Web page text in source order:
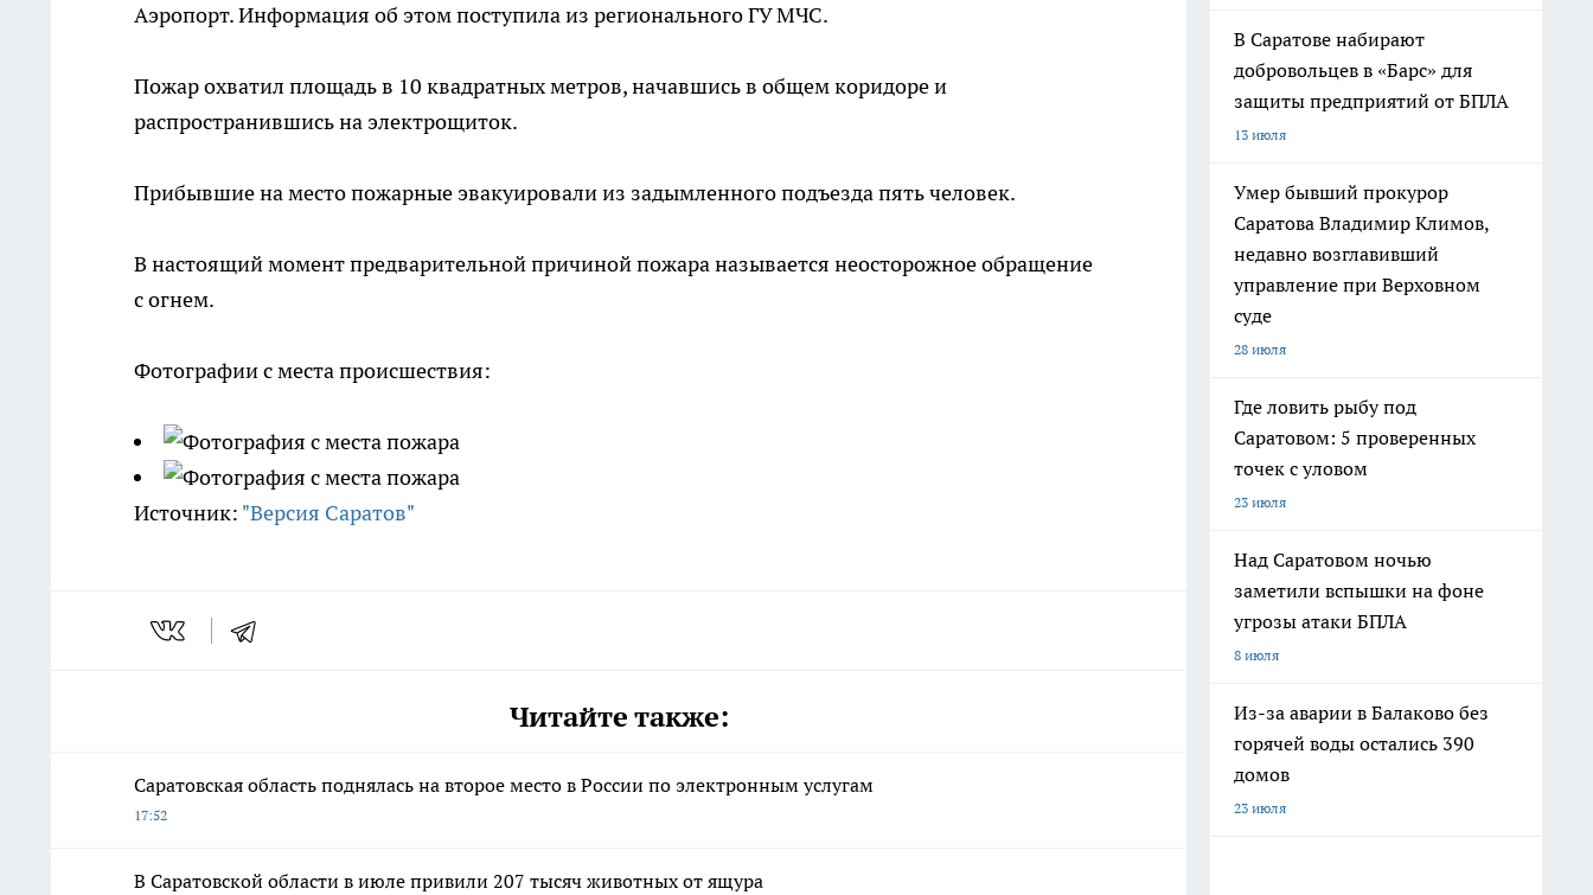
Аэропорт. Информация об этом поступила из регионального ГУ МЧС.
Пожар охватил площадь в 10 квадратных метров, начавшись в общем коридоре и
распространившись на электрощиток.
Прибывшие на место пожарные эвакуировали из задымленного подъезда пять человек.
В настоящий момент предварительной причиной пожара называется неосторожное обращение
с огнем.
Фотографии с места происшествия:
Источник: "Версия Саратов"
Читайте также:
Саратовская область поднялась на второе место в России по электронным услугам
17:52
В Саратовской области в июле привили 207 тысяч животных от ящура
В Саратове набирают
добровольцев в «Барс» для
защиты предприятий от БПЛА
13 июля
Умер бывший прокурор
Саратова Владимир Климов,
недавно возглавивший
управление при Верховном
суде
28 июля
Где ловить рыбу под
Саратовом: 5 проверенных
точек с уловом
23 июля
Над Саратовом ночью
заметили вспышки на фоне
угрозы атаки БПЛА
8 июля
Из-за аварии в Балаково без
горячей воды остались 390
домов
23 июля